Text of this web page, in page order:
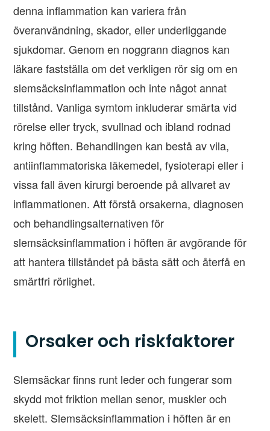
denna inflammation kan variera från
överanvändning, skador, eller underliggande
sjukdomar. Genom en noggrann diagnos kan
läkare fastställa om det verkligen rör sig om en
slemsäcksinflammation och inte något annat
tillstånd. Vanliga symtom inkluderar smärta vid
rörelse eller tryck, svullnad och ibland rodnad
kring höften. Behandlingen kan bestå av vila,
antiinflammatoriska läkemedel, fysioterapi eller i
vissa fall även kirurgi beroende på allvaret av
inflammationen. Att förstå orsakerna, diagnosen
och behandlingsalternativen för
slemsäcksinflammation i höften är avgörande för
att hantera tillståndet på bästa sätt och återfå en
smärtfri rörlighet.
Orsaker och riskfaktorer
Slemsäckar finns runt leder och fungerar som
skydd mot friktion mellan senor, muskler och
skelett. Slemsäcksinflammation i höften är en